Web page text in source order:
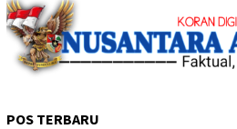
POS TERBARU